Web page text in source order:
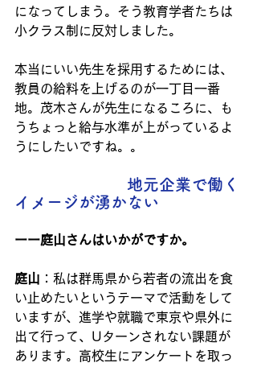
になってしまう。そう教育学者たちは
小クラス制に反対しました。
本当にいい先生を採用するためには、
教員の給料を上げるのが一丁目一番
地。茂木さんが先生になるころに、も
うちょっと給与水準が上がっているよ
うにしたいですね。。
地元企業で働く
イメージが湧かない
ーー庭山さんはいかがですか。
庭山 ：私は群馬県から若者の流出を食
い止めたいというテーマで活動をして
いますが、進学や就職で東京や県外に
出て行って、Uターンされない課題が
あります。高校生にアンケートを取っ